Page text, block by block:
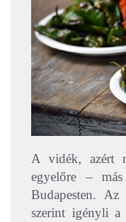
A vidék, azért
egyelőre –
Budapesten.
szerint igényli a